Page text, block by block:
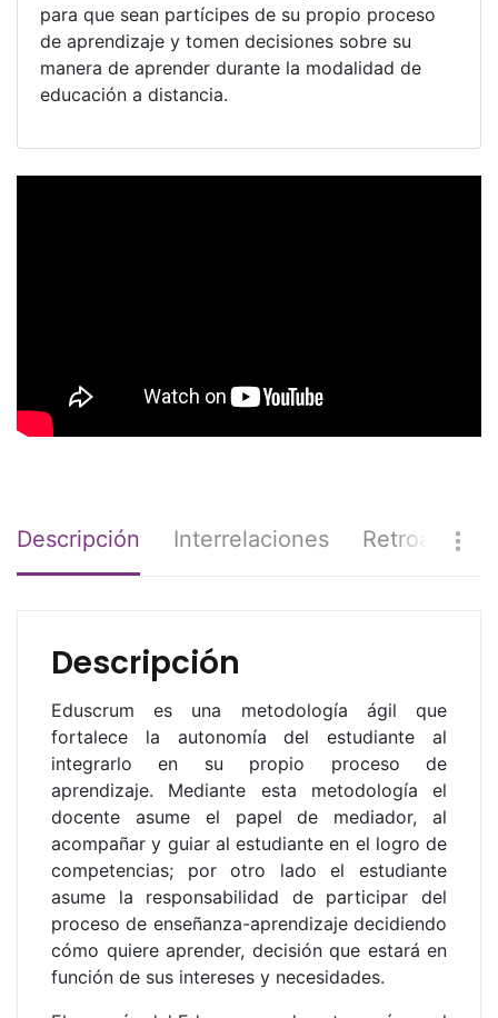
para que sean partícipes de su propio proceso
de aprendizaje y tomen decisiones sobre su
manera de aprender durante la modalidad de
educación a distancia.
Descripción Interrelaciones
Descripción
Eduscrum es una metodología ágil que
fortalece la autonomía del estudiante al
integrarlo en su propio proceso de
aprendizaje. Mediante esta metodología el
docente asume el papel de mediador, al
acompañar y guiar al estudiante en el logro de
competencias; por otro lado el estudiante
asume la responsabilidad de participar del
proceso de enseñanza-aprendizaje decidiendo
cómo quiere aprender, decisión que estará en
función de sus intereses y necesidades.